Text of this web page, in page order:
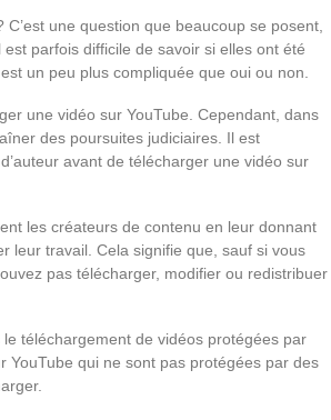
une question que beaucoup se posent,
parfois difficile de savoir si elles ont été
un peu plus compliquée que oui ou non.
une vidéo sur YouTube. Cependant, dans
des poursuites judiciaires. Il est
avant de télécharger une vidéo sur
les créateurs de contenu en leur donnant
leur travail. Cela signifie que, sauf si vous
pas télécharger, modifier ou redistribuer
téléchargement de vidéos protégées par
YouTube qui ne sont pas protégées par des